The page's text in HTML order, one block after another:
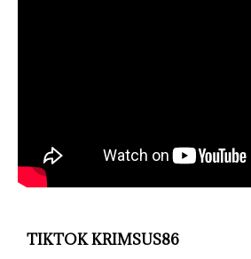
TIKTOK KRIMSUS86